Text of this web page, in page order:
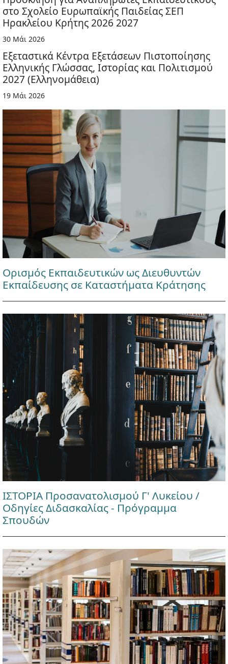
στο Σχολείο Ευρωπαϊκής Παιδείας ΣΕΠ
Ηρακλείου Κρήτης 2026 2027
30 Μάι 2026
Εξεταστικά Κέντρα Εξετάσεων Πιστοποίησης
Ελληνικής Γλώσσας, Ιστορίας και Πολιτισμού
2027 (Ελληνομάθεια)
19 Μάι 2026
Ορισμός Εκπαιδευτικών ως Διευθυντών
Εκπαίδευσης σε Καταστήματα Κράτησης
ΙΣΤΟΡΙΑ Προσανατολισμού Γ' Λυκείου /
Οδηγίες Διδασκαλίας - Πρόγραμμα
Σπουδών